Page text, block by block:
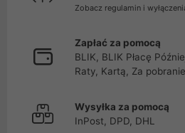
Zobacz regulamin i
Zapłać za pomocą
BLIK, BLIK Płacę
Raty, Kartą, Za
Wysyłka za pomocą
InPost, DPD, DHL